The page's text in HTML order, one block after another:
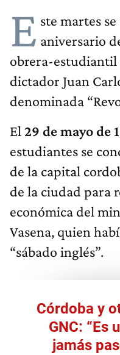
E ste martes
aniversario
obrera-estudiantil
dictador Juan
denominada
El 29 de mayo de
estudiantes se
de la capital
de la ciudad para
económica del
Vasena, quien
“sábado inglés”.
Córdoba y
GNC: “Es
jamás